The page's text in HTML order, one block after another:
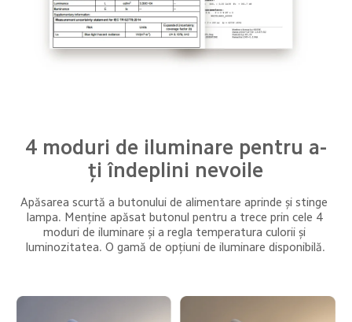
4 moduri de iluminare pentru a-
ți îndeplini nevoile
Apăsarea scurtă a butonului de alimentare aprinde și stinge
lampa. Menține apăsat butonul pentru a trece prin cele 4
moduri de iluminare și a regla temperatura culorii și
luminozitatea. O gamă de opțiuni de iluminare disponibilă.